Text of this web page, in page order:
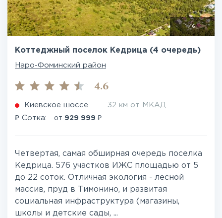
1/6
Коттеджный поселок Кедрица (4 очередь)
Наро-Фоминский район
4.6
Киевское шоссе 32 км от МКАД
₽ Сотка: от 929 999 ₽
Четвертая, самая обширная очередь поселка
Кедрица. 576 участков ИЖС площадью от 5
до 22 соток. Отличная экология - лесной
массив, пруд в Тимонино, и развитая
социальная инфраструктура (магазины,
школы и детские сады, ...